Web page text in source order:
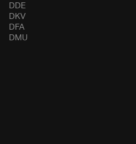
DDE
DKV
DFA
DMU